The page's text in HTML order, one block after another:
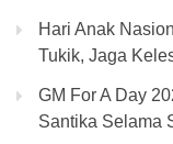
Hari Anak
Tukik, Jaga
GM For A Day
Santika Selama